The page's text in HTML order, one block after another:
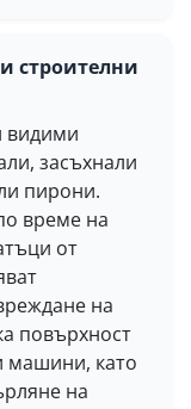
строителни
видими
засъхнали
пирони.
време на
от
на
повърхност
машини, като
на